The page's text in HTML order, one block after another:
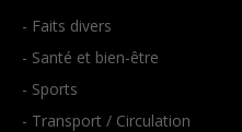
- Faits divers
- Santé et bien-être
- Sports
- Transport / Circulation